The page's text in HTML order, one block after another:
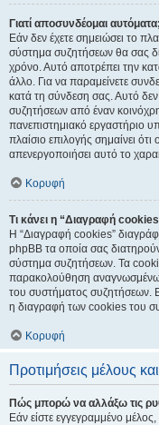
Γιατί αποσυνδέομαι αυτόματα;
Εάν δεν έχετε σημειώσει το
σύστημα συζητήσεων θα σας
χρόνο. Αυτό αποτρέπει την
άλλο. Για να παραμείνετε
κατά τη σύνδεση σας. Αυτό
συζητήσεων από έναν
πανεπιστημιακό εργαστήριο
πλαίσιο επιλογής σημαίνει
απενεργοποιήσει αυτό το
Κορυφή
Τι κάνει η “Διαγραφή
Η “Διαγραφή cookies”
phpBB τα οποία σας
σύστημα συζητήσεων. Τα
παρακολούθηση αναγνωσμένων
του συστήματος συζητήσεων.
η διαγραφή των cookies του
Κορυφή
Προτιμήσεις μέλους
Πώς μπορώ να αλλάξω τις
Εάν είστε εγγεγραμμένο